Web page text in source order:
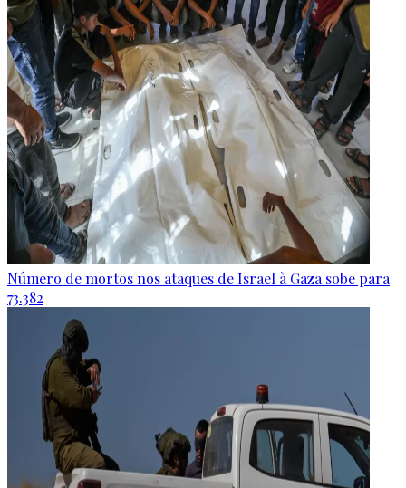
Número de mortos nos ataques de Israel à Gaza sobe para
73.382